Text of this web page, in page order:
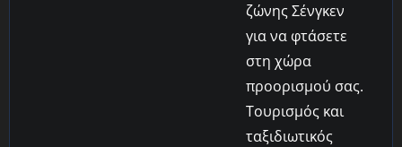
ζώνης Σένγκεν
για να φτάσετε
στη χώρα
προορισμού σας.
Τουρισμός και
ταξιδιωτικός